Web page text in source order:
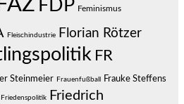
FAZ FDP Feminismus
Fleischindustrie Florian Rötzer
FR
Steinmeier Frauenfußball Frauke Steffens
Friedenspolitik
Friedrich